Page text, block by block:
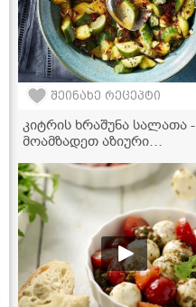
შეინახე რეცეპტი
კიტრის ხრაშუნა სალათა -
მოამზადეთ აზიური